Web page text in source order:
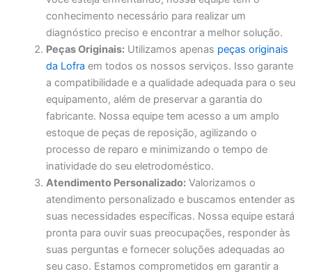
conhecimento necessário para realizar um
diagnóstico preciso e encontrar a melhor solução.
Peças Originais: Utilizamos apenas peças originais
da Lofra em todos os nossos serviços. Isso garante
a compatibilidade e a qualidade adequada para o seu
equipamento, além de preservar a garantia do
fabricante. Nossa equipe tem acesso a um amplo
estoque de peças de reposição, agilizando o
processo de reparo e minimizando o tempo de
inatividade do seu eletrodoméstico.
Atendimento Personalizado: Valorizamos o
atendimento personalizado e buscamos entender as
suas necessidades específicas. Nossa equipe estará
pronta para ouvir suas preocupações, responder às
suas perguntas e fornecer soluções adequadas ao
seu caso. Estamos comprometidos em garantir a